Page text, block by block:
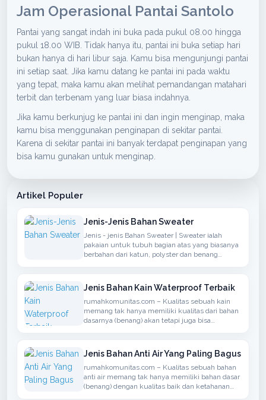
Jam Operasional Pantai Santolo
Pantai yang sangat indah ini buka pada pukul 08.00 hingga
pukul 18.00 WIB. Tidak hanya itu, pantai ini buka setiap hari
bukan hanya di hari libur saja. Kamu bisa mengunjungi pantai
ini setiap saat. Jika kamu datang ke pantai ini pada waktu
yang tepat, maka kamu akan melihat pemandangan matahari
terbit dan terbenam yang luar biasa indahnya.
Jika kamu berkunjug ke pantai ini dan ingin menginap, maka
kamu bisa menggunakan penginapan di sekitar pantai.
Karena di sekitar pantai ini banyak terdapat penginapan yang
bisa kamu gunakan untuk menginap.
Artikel Populer
Jenis-Jenis Bahan Sweater
Jenis - jenis Bahan Sweater | Sweater ialah
pakaian untuk tubuh bagian atas yang biasanya
berbahan dari katun, polyster dan benang
ditambahkan hoodie
Jenis Bahan Kain Waterproof Terbaik
rumahkomunitas.com – Kualitas sebuah kain
memang tak hanya memiliki kualitas dari bahan
dasarnya (benang) akan tetapi juga bisa
untuk berdasarkan Jaket, Mantel atau
Jenis Bahan Anti Air Yang Paling Bagus
rumahkomunitas.com – Kualitas sebuah bahan
anti air memang tak hanya memiliki bahan dasar
(benang) dengan kualitas baik dan ketahanan